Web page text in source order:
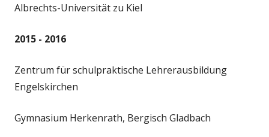
Albrechts-Universität zu Kiel
2015 - 2016
Zentrum für schulpraktische Lehrerausbildung
Engelskirchen
Gymnasium Herkenrath, Bergisch Gladbach